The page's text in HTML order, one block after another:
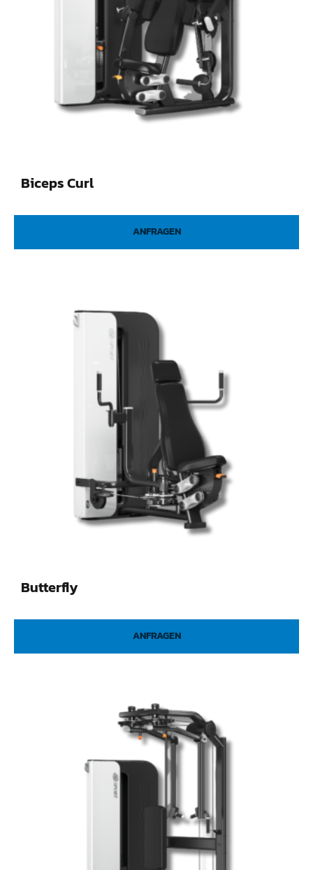
Biceps Curl
ANFRAGEN
Butterfly
ANFRAGEN